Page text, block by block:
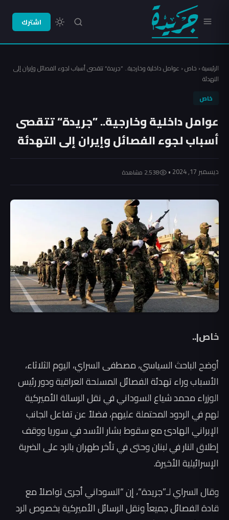
اشترك
الرئيسية‹ خاص‹ عوامل داخلية وخارجية.. ”جريدة“ تتقصى أسباب لجوء الفصائل وإيران إلى
التهدئة
خاص
عوامل داخلية وخارجية.. ”جريدة“ تتقصى
أسباب لجوء الفصائل وإيران إلى التهدئة
ديسمبر 17, 2024 • 2٬538 مشاهدة
خاص|..
أوضح الباحث السياسي، مصطفى السراي، اليوم الثلاثاء،
الأسباب وراء تهدئة الفصائل المسلحة العراقية ودور رئيس
الوزراء محمد شياع السوداني في نقل الرسالة الأميركية
لهم في الردود المحتملة عليهم، فضلاً عن تفاعل الجانب
الإيراني الهادئ مع سقوط بشار الأسد في سوريا ووقف
إطلاق النار في لبنان وحتى في تأخر طهران بالرد على الضربة
الإسرائيلية الأخيرة.
وقال السراي لـ”جريدة“، إن “السوداني أجرى تواصلاً مع
قادة الفصائل جميعاً ونقل الرسائل الأميركية بخصوص الرد